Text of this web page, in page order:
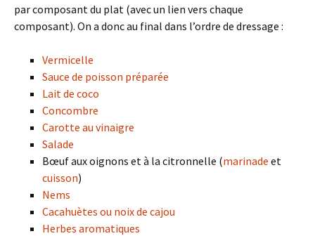
par composant du plat (avec un lien vers chaque
composant). On a donc au final dans l’ordre de dressage :
Vermicelle
Sauce de poisson préparée
Lait de coco
Concombre
Carotte au vinaigre
Salade
Bœuf aux oignons et à la citronnelle (marinade et
cuisson)
Nems
Cacahuètes ou noix de cajou
Herbes aromatiques